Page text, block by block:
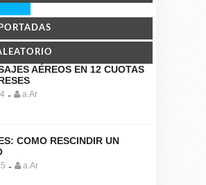
PORTADAS
AÉREOS EN 12 CUOTAS
- a.Ar
COMO RESCINDIR UN
- a.Ar